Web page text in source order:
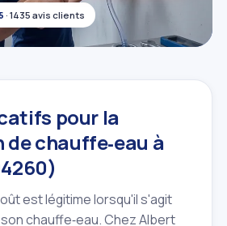
· 1435 avis clients
pour la
chauffe‑eau à
est légitime lorsqu'il s'agit
chauffe‑eau. Chez Albert